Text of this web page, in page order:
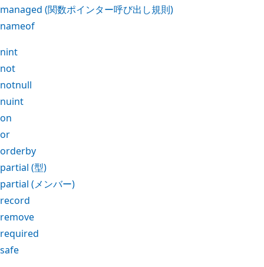
managed (関数ポインター呼び出し規則)
nameof
nint
not
notnull
nuint
on
or
orderby
partial (型)
partial (メンバー)
record
remove
required
safe